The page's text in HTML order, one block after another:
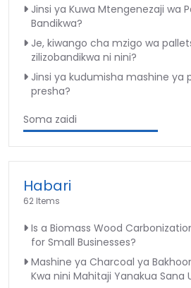
Jinsi ya Kuwa Mtengenezaji wa
Bandikwa?
Je, kiwango cha mzigo wa
zilizobandikwa ni nini?
Jinsi ya kudumisha mashine ya
presha?
Soma zaidi
Habari
62 Items
Is a Biomass Wood
for Small Businesses?
Mashine ya Charcoal ya
Kwa nini Mahitaji Yanakua Sana